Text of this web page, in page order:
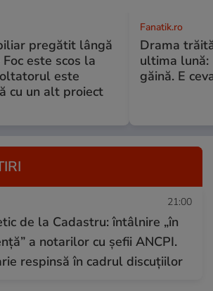
pregătit lângă
este scos la
este
cu un alt proiect
Fanatik.ro
Drama
ultima lună:
găină. E
21:00
de la Cadastru: întâlnire „în
a notarilor cu șefii ANCPI.
respinsă în cadrul discuțiilor